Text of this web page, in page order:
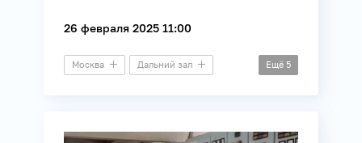
26 февраля 2025 11:00
Москва Дальний зал
Энергетика
Ещё 5